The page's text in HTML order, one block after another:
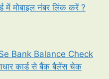
में मोबाइल नंबर लिंक करें ?
Bank Balance Check
कार्ड से बैंक बैलेंस चेक